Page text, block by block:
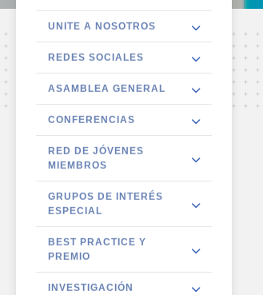
UNITE A NOSOTROS
REDES SOCIALES
ASAMBLEA GENERAL
CONFERENCIAS
RED DE JÓVENES
MIEMBROS
GRUPOS DE INTERÉS
ESPECIAL
BEST PRACTICE Y
PREMIO
INVESTIGACIÓN